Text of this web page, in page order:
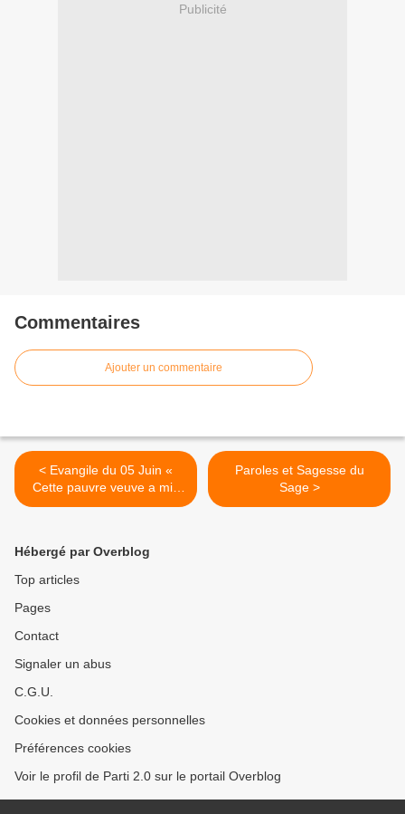
Publicité
Commentaires
Ajouter un commentaire
< Evangile du 05 Juin «
Cette pauvre veuve a mis
plus que tous les autres »
Paroles et Sagesse du
Sage >
Hébergé par Overblog
Top articles
Pages
Contact
Signaler un abus
C.G.U.
Cookies et données personnelles
Préférences cookies
Voir le profil de Parti 2.0 sur le portail Overblog